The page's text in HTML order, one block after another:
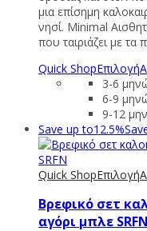
μια επίσημη
νησί. Minimal
που ταιριάζει με τα
Quick ShopΕπιλογή
3-6
6-9
9-12
Save up to12.5%
Quick ShopΕπιλογή
Βρεφικό σετ
αγόρι μπλε SRFN